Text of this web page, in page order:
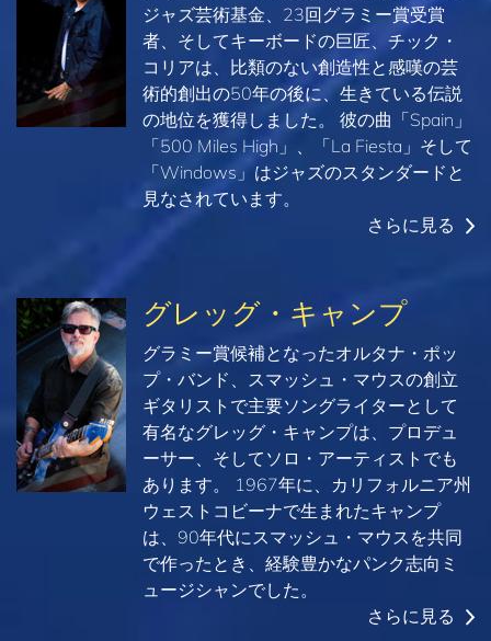
ジャズ芸術基金、23回グラミー賞受賞
者、そしてキーボードの巨匠、チック・
コリアは、比類のない創造性と感嘆の芸
術的創出の50年の後に、生きている伝説
の地位を獲得しました。 彼の曲「Spain」
「500 Miles High」、「La Fiesta」そして
「Windows」はジャズのスタンダードと
見なされています。
さらに見る
グレッグ・キャンプ
グラミー賞候補となったオルタナ・ポッ
プ・バンド、スマッシュ・マウスの創立
ギタリストで主要ソングライターとして
有名なグレッグ・キャンプは、プロデュ
ーサー、そしてソロ・アーティストでも
あります。 1967年に、カリフォルニア州
ウェストコビーナで生まれたキャンプ
は、90年代にスマッシュ・マウスを共同
で作ったとき、経験豊かなパンク志向ミ
ュージシャンでした。
さらに見る